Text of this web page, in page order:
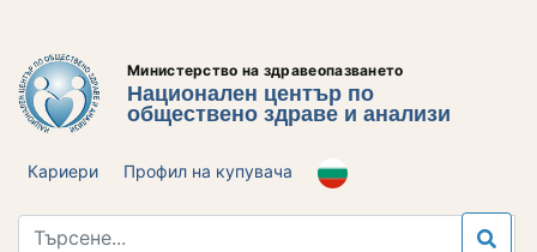
Министерство на здравеопазването
Национален център по
обществено здраве и анализи
Кариери Профил на купувача